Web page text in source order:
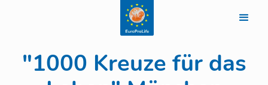
"1000 Kreuze für das